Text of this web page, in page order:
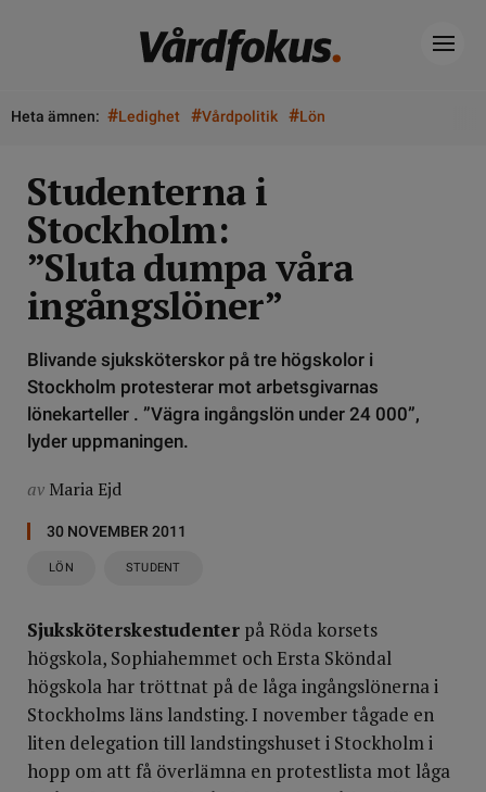
Heta ämnen: #Ledighet #Vårdpolitik #Lön
Studenterna i
Stockholm:
”Sluta dumpa våra
ingångslöner”
Blivande sjuksköterskor på tre högskolor i
Stockholm protesterar mot arbetsgivarnas
lönekarteller . ”Vägra ingångslön under 24 000”,
lyder uppmaningen.
av Maria Ejd
30 NOVEMBER 2011
LÖN STUDENT
Sjuksköterskestudenter på Röda korsets
högskola, Sophiahemmet och Ersta Sköndal
högskola har tröttnat på de låga ingångslönerna i
Stockholms läns landsting. I november tågade en
liten delegation till landstingshuset i Stockholm i
hopp om att få överlämna en protestlista mot låga